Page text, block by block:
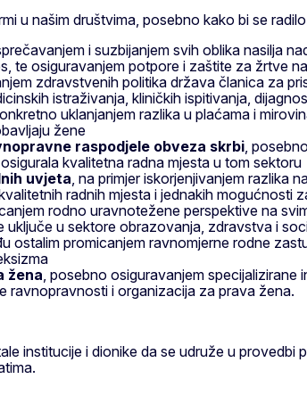
u našim društvima, posebno kako bi se
i suzbijanjem svih oblika nasilja
te osiguravanjem potpore i zaštite za žrtve
zdravstvenih politika država članica za
istraživanja, kliničkih ispitivanja,
uklanjanjem razlika u plaćama i
žene
raspodjele obveza skrbi,
kvalitetna radna mjesta u tom sektoru
uvjeta, na primjer iskorjenjivanjem razlika
radnih mjesta i jednakih mogućnosti
rodno uravnotežene perspektive na
u sektore obrazovanja, zdravstva i
ostalim promicanjem ravnomjerne rodne
žena, posebno osiguravanjem
ravnopravnosti i organizacija za prava žena.
institucije i dionike da se udruže u